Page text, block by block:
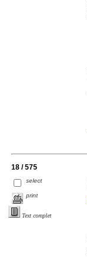
18 / 575
select
print
Text complet